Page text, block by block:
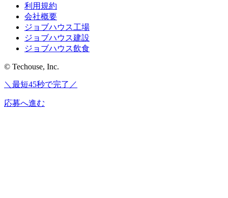
利用規約
会社概要
ジョブハウス工場
ジョブハウス建設
ジョブハウス飲食
© Techouse, Inc.
＼最短45秒で完了／
応募へ進む